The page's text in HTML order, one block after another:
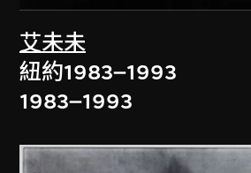
艾未未
紐約1983–1993
1983–1993